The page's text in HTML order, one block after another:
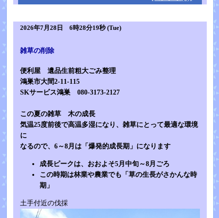
2026年7月28日 6時28分19秒 (Tue)
雑草の削除
便利屋 遺品生前粗大ごみ整理
鴻巣市大間2-11-115
SKサービス鴻巣 080-3173-2127
この夏の雑草 木の成長
気温25度前後で高温多湿になり、雑草にとって最適な環境
に
なるので、6～8月は「爆発的成長期」になります
成長ピークは、おおよそ5月中旬～8月ごろ
この時期は林業や農業でも「草の生長がさかんな時
期」
土手付近の伐採